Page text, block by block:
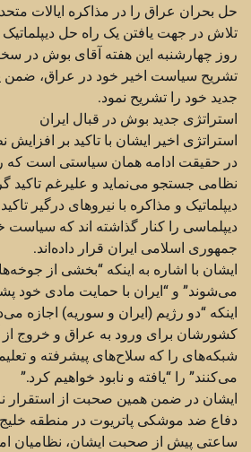
حل بحران عراق را در مذاکره ایالات
تلاش در جهت یافتن یک راه حل
روز چهارشنبه این هفته آقای بوش در
تشریح سیاست اخیر خود در عراق، ضمن
جدید خود را تشریح نمود.
استراتژی جدید بوش در قبال ایران
استراتژی اخیر ایشان با تاکید بر
در حقیقت ادامه همان سیاستی است که
نظامی جستجو می‌نماید و علیرغم تاکید
دیپلماتیک و مذاکره با نیروهای درگیر
دیپلماسی را کنار گذاشته اند که سیاست
جمهوری اسلامی ایران قرار داده‌اند.
ایشان با اشاره به اینکه “بخشی از
می‌شوند” و “ایران با حمایت مادی خود
اینکه “دو رژیم (ایران و سوریه) اجازه
کشورشان برای ورود به عراق و خروج از
شبکه‌های را که سلاح‌های پیشرفته و
می‌کنند” را “یافته و نابود خواهیم کرد.”
ایشان در ضمن همین صحبت از استقرار
دفاع ضد موشکی پاتریوت در منطقه
ساعتی پیش از صحبت ایشان، نظامیان